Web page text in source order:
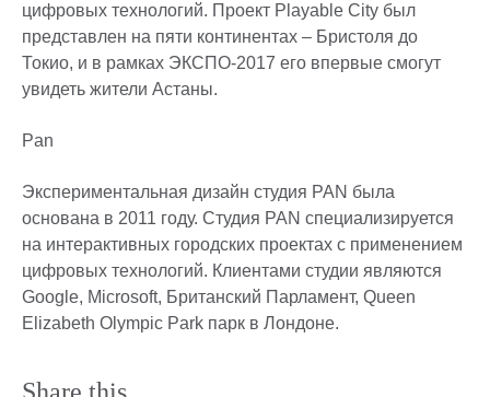
цифровых технологий. Проект Playable City был
представлен на пяти континентах – Бристоля до
Токио, и в рамках ЭКСПО-2017 его впервые смогут
увидеть жители Астаны.
Pan
Экспериментальная дизайн студия PAN была
основана в 2011 году. Студия PAN специализируется
на интерактивных городских проектах с применением
цифровых технологий. Клиентами студии являются
Google, Microsoft, Британский Парламент, Queen
Elizabeth Olympic Park парк в Лондоне.